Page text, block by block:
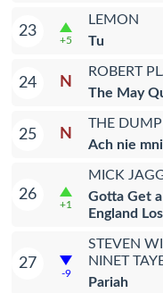
23
+5
LEMON
Tu
24 N
ROBERT
The May
25 N
THE
Ach nie
26
+1
MICK
Gotta Get
England
27
-9
STEVEN
NINET
Pariah